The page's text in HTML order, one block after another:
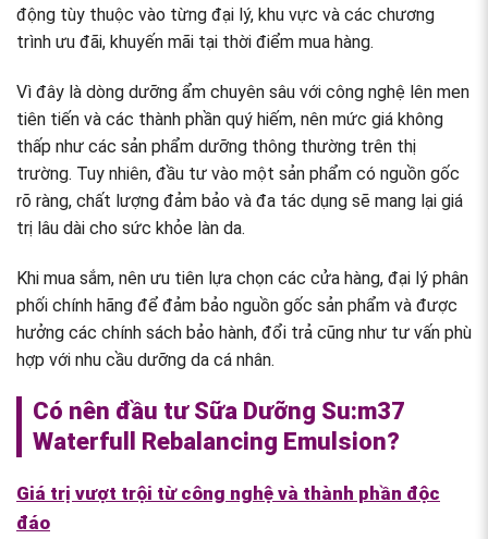
động tùy thuộc vào từng đại lý, khu vực và các chương
trình ưu đãi, khuyến mãi tại thời điểm mua hàng.
Vì đây là dòng dưỡng ẩm chuyên sâu với công nghệ lên men
tiên tiến và các thành phần quý hiếm, nên mức giá không
thấp như các sản phẩm dưỡng thông thường trên thị
trường. Tuy nhiên, đầu tư vào một sản phẩm có nguồn gốc
rõ ràng, chất lượng đảm bảo và đa tác dụng sẽ mang lại giá
trị lâu dài cho sức khỏe làn da.
Khi mua sắm, nên ưu tiên lựa chọn các cửa hàng, đại lý phân
phối chính hãng để đảm bảo nguồn gốc sản phẩm và được
hưởng các chính sách bảo hành, đổi trả cũng như tư vấn phù
hợp với nhu cầu dưỡng da cá nhân.
Có nên đầu tư Sữa Dưỡng Su:m37
Waterfull Rebalancing Emulsion?
Giá trị vượt trội từ công nghệ và thành phần độc
đáo